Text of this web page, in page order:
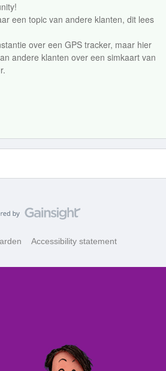
een topic van andere klanten, dit lees
over een GPS tracker, maar hier
andere klanten over een simkaart van
Accessibility statement